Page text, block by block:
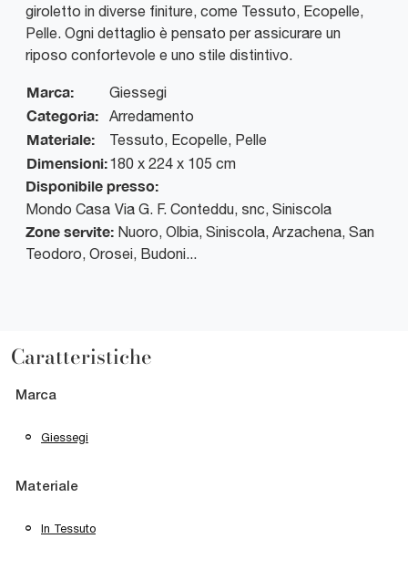
giroletto in diverse finiture, come Tessuto, Ecopelle,
Pelle. Ogni dettaglio è pensato per assicurare un
riposo confortevole e uno stile distintivo.
Marca: Giessegi
Categoria: Arredamento
Materiale: Tessuto, Ecopelle, Pelle
Dimensioni:180 x 224 x 105 cm
Disponibile presso:
Mondo Casa Via G. F. Conteddu, snc, Siniscola
Zone servite: Nuoro, Olbia, Siniscola, Arzachena, San
Teodoro, Orosei, Budoni...
Caratteristiche
Marca
Giessegi
Materiale
In Tessuto